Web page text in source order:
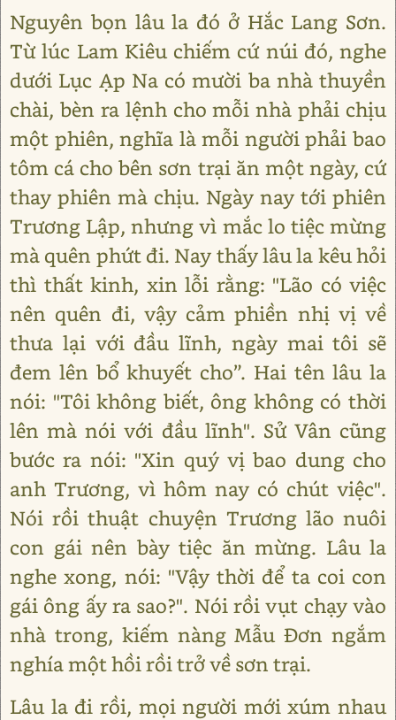
Nguyên bọn lâu la đó ở Hắc Lang Sơn.
Từ lúc Lam Kiêu chiếm cứ núi đó, nghe
dưới Lục Ạp Na có mười ba nhà thuyền
chài, bèn ra lệnh cho mỗi nhà phải chịu
một phiên, nghĩa là mỗi người phải bao
tôm cá cho bên sơn trại ăn một ngày, cứ
thay phiên mà chịu. Ngày nay tới phiên
Trương Lập, nhưng vì mắc lo tiệc mừng
mà quên phứt đi. Nay thấy lâu la kêu hỏi
thì thất kinh, xin lỗi rằng: "Lão có việc
nên quên đi, vậy cảm phiền nhị vị về
thưa lại với đầu lĩnh, ngày mai tôi sẽ
đem lên bổ khuyết cho”. Hai tên lâu la
nói: "Tôi không biết, ông không có thời
lên mà nói với đầu lĩnh". Sử Vân cũng
bước ra nói: "Xin quý vị bao dung cho
anh Trương, vì hôm nay có chút việc".
Nói rồi thuật chuyện Trương lão nuôi
con gái nên bày tiệc ăn mừng. Lâu la
nghe xong, nói: "Vậy thời để ta coi con
gái ông ấy ra sao?". Nói rồi vụt chạy vào
nhà trong, kiếm nàng Mẫu Đơn ngắm
nghía một hồi rồi trở về sơn trại.
Lâu la đi rồi, mọi người mới xúm nhau